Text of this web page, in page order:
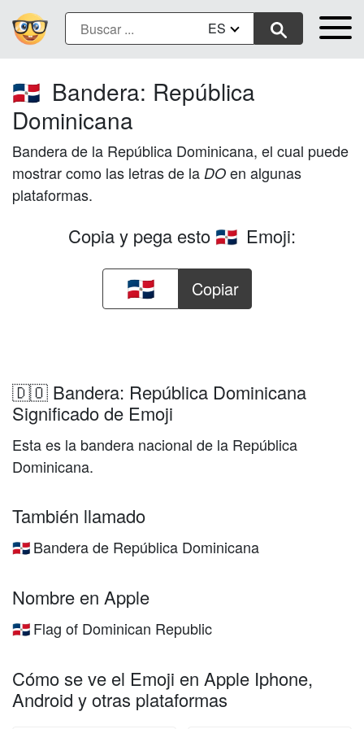
ES
🇩🇴 Bandera: República
Dominicana
Bandera de la República Dominicana, el cual puede
mostrar como las letras de la DO en algunas
plataformas.
Copia y pega esto 🇩🇴 Emoji:
Copiar
🇩🇴 Bandera: República Dominicana
Significado de Emoji
Esta es la bandera nacional de la República
Dominicana.
También llamado
🇩🇴 Bandera de República Dominicana
Nombre en Apple
🇩🇴 Flag of Dominican Republic
Cómo se ve el Emoji en Apple Iphone,
Android y otras plataformas